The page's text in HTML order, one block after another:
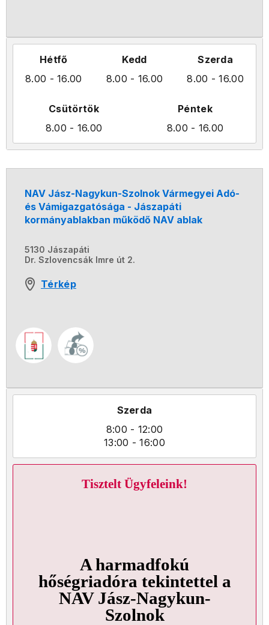
Hétfő
8.00 - 16.00
Kedd
8.00 - 16.00
Szerda
8.00 - 16.00
Csütörtök
8.00 - 16.00
Péntek
8.00 - 16.00
NAV Jász-Nagykun-Szolnok Vármegyei Adó-
és Vámigazgatósága - Jászapáti
kormányablakban működő NAV ablak
5130 Jászapáti
Dr. Szlovencsák Imre út 2.
Térkép
Szerda
8:00 - 12:00
13:00 - 16:00
Tisztelt Ügyfeleink!
A harmadfokú
hőségriadóra tekintettel a
NAV Jász-Nagykun-
Szolnok